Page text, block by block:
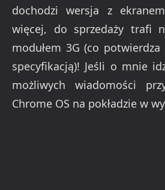
dochodzi wersja z
więcej, do sprzedaży trafi
modułem 3G (co
specyfikacją)! Jeśli o mnie
możliwych wiadomości
Chrome OS na pokładzie w